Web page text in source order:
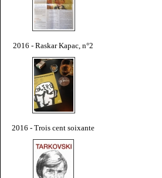
2016 - Raskar Kapac, n°2
2016 - Trois cent soixante